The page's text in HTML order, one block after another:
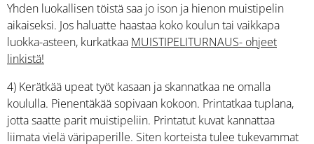
Yhden luokallisen töistä saa jo ison ja hienon muistipelin
aikaiseksi. Jos haluatte haastaa koko koulun tai vaikkapa
luokka-asteen, kurkatkaa MUISTIPELITURNAUS- ohjeet
linkistä!
4) Kerätkää upeat työt kasaan ja skannatkaa ne omalla
koululla. Pienentäkää sopivaan kokoon. Printatkaa tuplana,
jotta saatte parit muistipeliin. Printatut kuvat kannattaa
liimata vielä väripaperille. Siten korteista tulee tukevammat